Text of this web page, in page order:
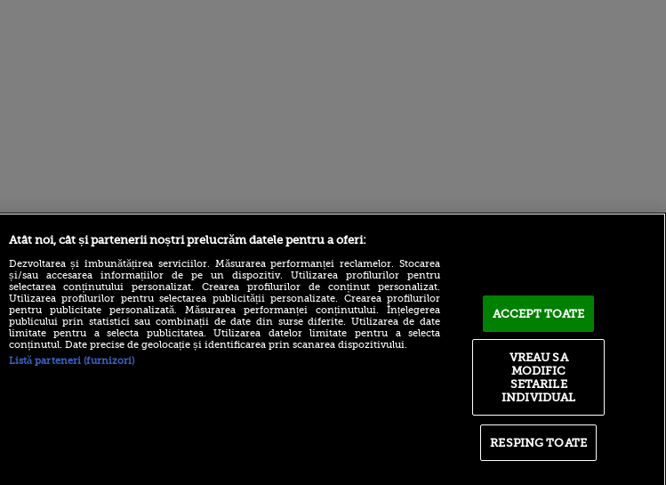
foodstory.ro Procinema.ro Sport.ro
Atât noi, cât și partenerii noștri prelucrăm datele pentru a oferi:
Dezvoltarea și îmbunătățirea serviciilor. Măsurarea performanței reclamelor. Stocarea
și/sau accesarea informațiilor de pe un dispozitiv. Utilizarea profilurilor pentru
selectarea conținutului personalizat. Crearea profilurilor de conținut personalizat.
Utilizarea profilurilor pentru selectarea publicității personalizate. Crearea profilurilor
pentru publicitate personalizată. Măsurarea performanței conținutului. Înțelegerea
publicului prin statistici sau combinații de date din surse diferite. Utilizarea de date
limitate pentru a selecta publicitatea. Utilizarea datelor limitate pentru a selecta
conținutul. Date precise de geolocație și identificarea prin scanarea dispozitivului.
Listă parteneri (furnizori)
ACCEPT TOATE
RESPING TOATE
VREAU SA
MODIFIC
SETARILE
INDIVIDUAL